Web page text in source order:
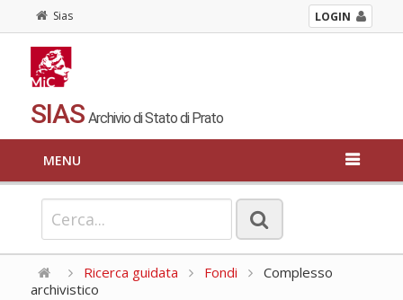
Sias LOGIN
SIAS Archivio di Stato di Prato
MENU
Ricerca guidata Fondi
Complesso
archivistico